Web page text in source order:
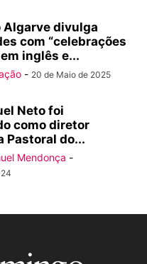
Algarve divulga
com “celebrações
inglês e...
- 20 de Maio de 2025
Neto foi
como diretor
Pastoral do...
Mendonça -